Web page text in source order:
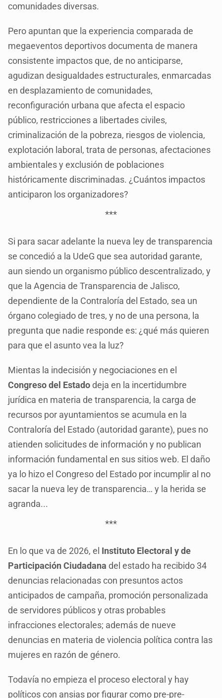
comunidades diversas.
Pero apuntan que la experiencia comparada de
megaeventos deportivos documenta de manera
consistente impactos que, de no anticiparse,
agudizan desigualdades estructurales, enmarcadas
en desplazamiento de comunidades,
reconfiguración urbana que afecta el espacio
público, restricciones a libertades civiles,
criminalización de la pobreza, riesgos de violencia,
explotación laboral, trata de personas, afectaciones
ambientales y exclusión de poblaciones
históricamente discriminadas. ¿Cuántos impactos
anticiparon los organizadores?
***
Si para sacar adelante la nueva ley de transparencia
se concedió a la UdeG que sea autoridad garante,
aun siendo un organismo público descentralizado, y
que la Agencia de Transparencia de Jalisco,
dependiente de la Contraloría del Estado, sea un
órgano colegiado de tres, y no de una persona, la
pregunta que nadie responde es: ¿qué más quieren
para que el asunto vea la luz?
Mientas la indecisión y negociaciones en el
Congreso del Estadodeja en la incertidumbre
jurídica en materia de transparencia, la carga de
recursos por ayuntamientos se acumula en la
Contraloría del Estado (autoridad garante), pues no
atienden solicitudes de información y no publican
información fundamental en sus sitios web. El daño
ya lo hizo el Congreso del Estado por incumplir al no
sacar la nueva ley de transparencia… y la herida se
agranda...
***
En lo que va de 2026, el Instituto Electoral y de
Participación Ciudadana del estado ha recibido 34
denuncias relacionadas con presuntos actos
anticipados de campaña, promoción personalizada
de servidores públicos y otras probables
infracciones electorales; además de nueve
denuncias en materia de violencia política contra las
mujeres en razón de género.
Todavía no empieza el proceso electoral y hay
políticos con ansias por figurar como pre-pre-